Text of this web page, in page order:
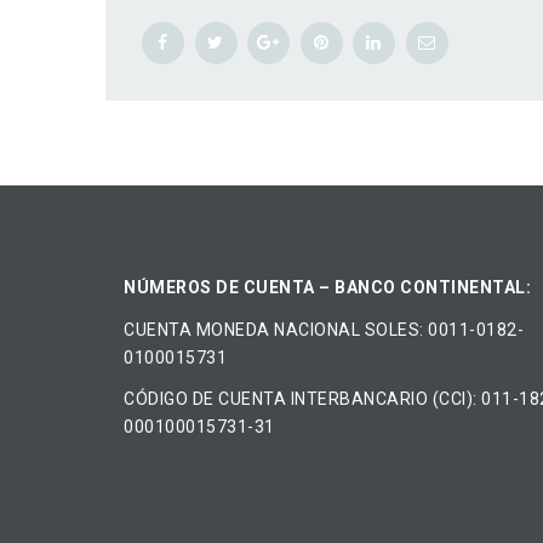
NÚMEROS DE CUENTA – BANCO CONTINENTAL:
CUENTA MONEDA NACIONAL​ ​SOLES​: 0011-0182-
0100015731
CÓDIGO DE CUENTA INTERBANCARIO (CCI): 011-
000100015731-31